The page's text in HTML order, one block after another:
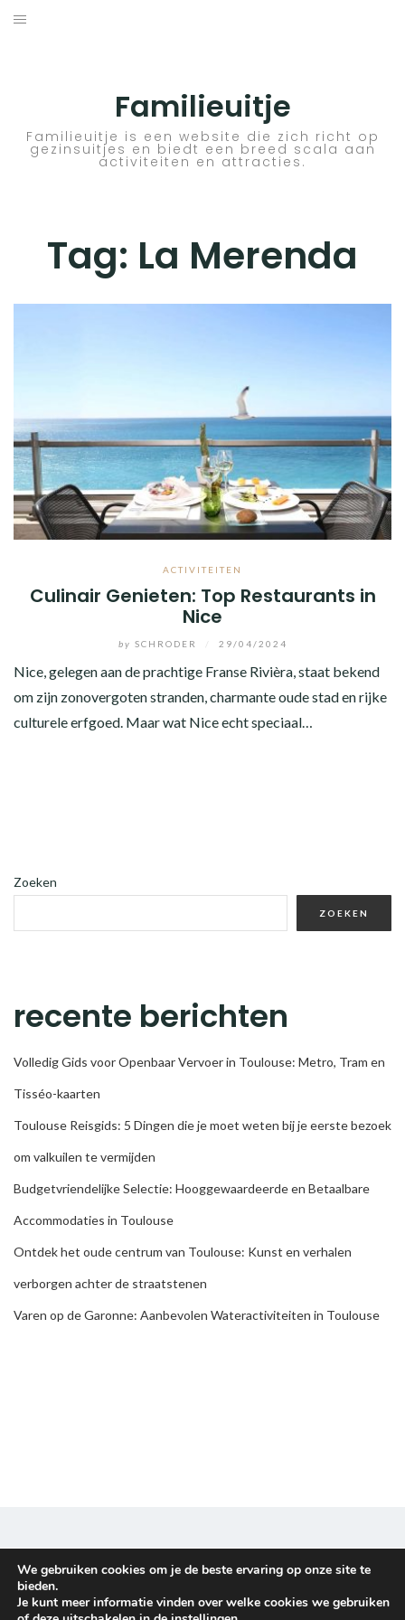
Skip
Familieuitje
Familieuitje is een website die zich richt op
gezinsuitjes en biedt een breed scala aan
activiteiten en attracties.
Tag: La Merenda
ACTIVITEITEN
Culinair Genieten: Top Restaurants in
Nice
by SCHRODER 29/04/2024
Nice, gelegen aan de prachtige Franse Rivièra, staat bekend
om zijn zonovergoten stranden, charmante oude stad en rijke
culturele erfgoed. Maar wat Nice echt speciaal…
Zoeken
ZOEKEN
recente berichten
Volledig Gids voor Openbaar Vervoer in Toulouse: Metro, Tram en
Tisséo-kaarten
Toulouse Reisgids: 5 Dingen die je moet weten bij je eerste bezoek
om valkuilen te vermijden
Budgetvriendelijke Selectie: Hooggewaardeerde en Betaalbare
Accommodaties in Toulouse
Ontdek het oude centrum van Toulouse: Kunst en verhalen
verborgen achter de straatstenen
Varen op de Garonne: Aanbevolen Wateractiviteiten in Toulouse
Disclaimer & Privacy policy
Copyright © 2026Familieuitje. All rights reserved.
HOTELTIPS
We gebruiken cookies om je de beste ervaring op onze site te
bieden.
Je kunt meer informatie vinden over welke cookies we gebruiken